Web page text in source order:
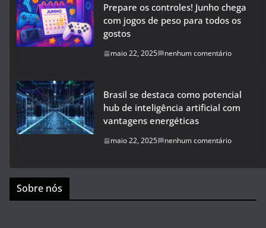
Prepare os controles! Junho chega
com jogos de peso para todos os
gostos
maio 22, 2025 nenhum comentário
Brasil se destaca como potencial
hub de inteligência artificial com
vantagens energéticas
maio 22, 2025 nenhum comentário
Sobre nós